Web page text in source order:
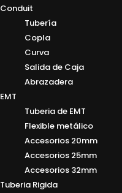
Conduit
Tubería
Copla
Curva
Salida de Caja
Abrazadera
EMT
Tuberia de EMT
Flexible metálico
Accesorios 20mm
Accesorios 25mm
Accesorios 32mm
Tuberia Rigida